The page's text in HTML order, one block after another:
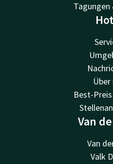
Tagungen
Über
Best-
Van
Van
Valk